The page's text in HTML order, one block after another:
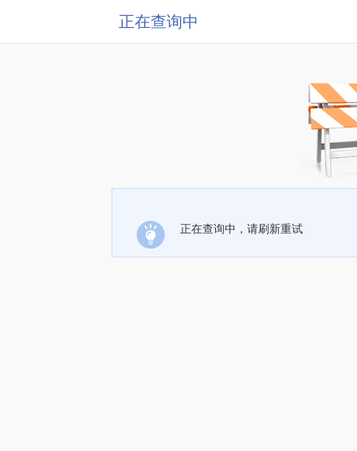
正在查询中
正在查询中，请刷新重试